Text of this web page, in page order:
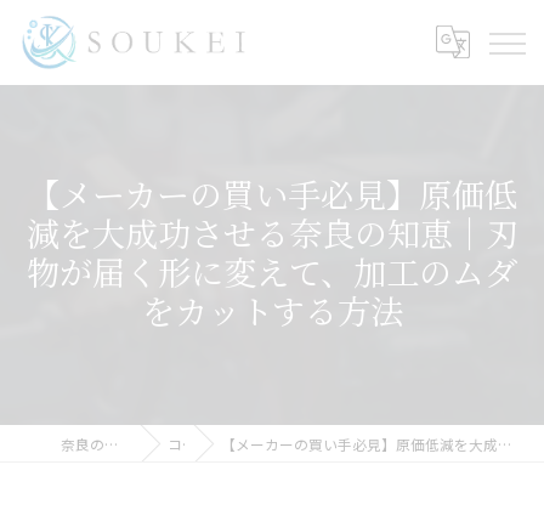
【メーカーの買い手必見】原価低
減を大成功させる奈良の知恵｜刃
物が届く形に変えて、加工のムダ
をカットする方法
奈良の金属加工ならSOUKEI コラム 【メーカーの買い手必見】原価低減を大成功させる奈良の知恵｜刃物が届く形に変えて、加工のムダをカットする方法